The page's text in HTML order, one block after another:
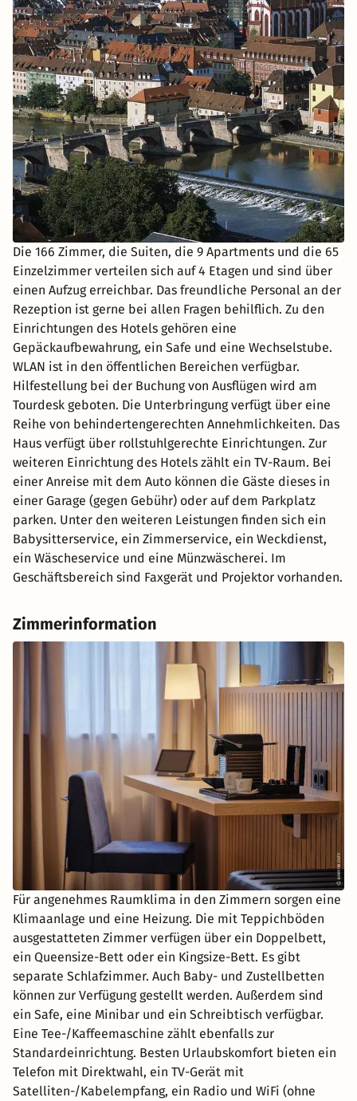
Die 166 Zimmer, die Suiten, die 9 Apartments und die 65
Einzelzimmer verteilen sich auf 4 Etagen und sind über
einen Aufzug erreichbar. Das freundliche Personal an der
Rezeption ist gerne bei allen Fragen behilflich. Zu den
Einrichtungen des Hotels gehören eine
Gepäckaufbewahrung, ein Safe und eine Wechselstube.
WLAN ist in den öffentlichen Bereichen verfügbar.
Hilfestellung bei der Buchung von Ausflügen wird am
Tourdesk geboten. Die Unterbringung verfügt über eine
Reihe von behindertengerechten Annehmlichkeiten. Das
Haus verfügt über rollstuhlgerechte Einrichtungen. Zur
weiteren Einrichtung des Hotels zählt ein TV-Raum. Bei
einer Anreise mit dem Auto können die Gäste dieses in
einer Garage (gegen Gebühr) oder auf dem Parkplatz
parken. Unter den weiteren Leistungen finden sich ein
Babysitterservice, ein Zimmerservice, ein Weckdienst,
ein Wäscheservice und eine Münzwäscherei. Im
Geschäftsbereich sind Faxgerät und Projektor vorhanden.
Zimmerinformation
Für angenehmes Raumklima in den Zimmern sorgen eine
Klimaanlage und eine Heizung. Die mit Teppichböden
ausgestatteten Zimmer verfügen über ein Doppelbett,
ein Queensize-Bett oder ein Kingsize-Bett. Es gibt
separate Schlafzimmer. Auch Baby- und Zustellbetten
können zur Verfügung gestellt werden. Außerdem sind
ein Safe, eine Minibar und ein Schreibtisch verfügbar.
Eine Tee-/Kaffeemaschine zählt ebenfalls zur
Standardeinrichtung. Besten Urlaubskomfort bieten ein
Telefon mit Direktwahl, ein TV-Gerät mit
Satelliten-/Kabelempfang, ein Radio und WiFi (ohne